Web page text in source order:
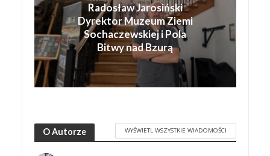
Radosław Jarosiński
Dyrektor Muzeum Ziemi
Sochaczewskiej i Pola
Bitwy nad Bzurą
O Autorze WYŚWIETL WSZYSTKIE WIADOMOŚCI